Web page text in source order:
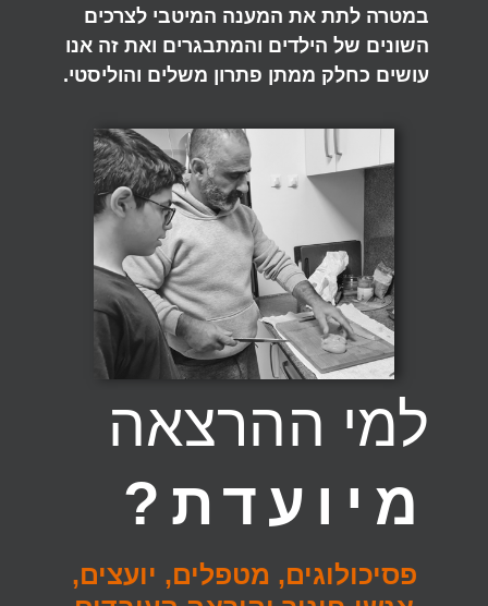
במטרה לתת את המענה המיטבי לצרכים
השונים של הילדים והמתבגרים ואת זה אנו
עושים כחלק ממתן פתרון משלים והוליסטי.
למי ההרצאה
מיועדת?
פסיכולוגים, מטפלים, יועצים,